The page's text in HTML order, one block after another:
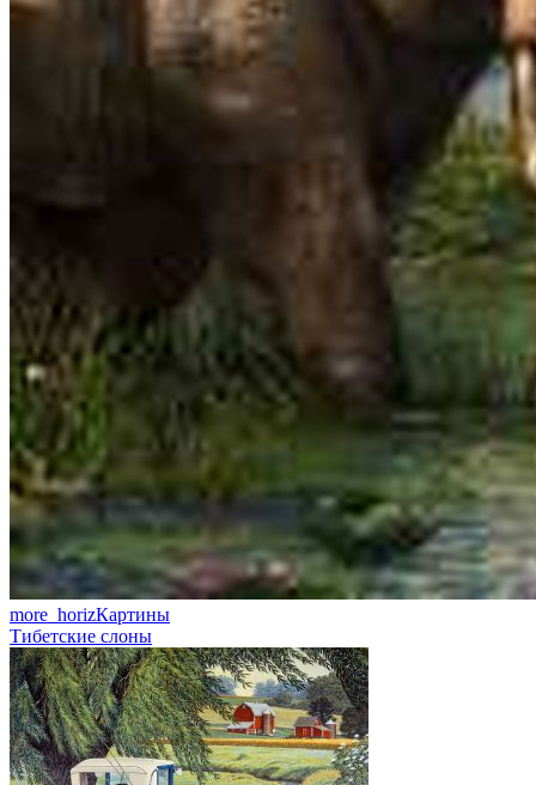
more_horizКартины
Тибетские слоны